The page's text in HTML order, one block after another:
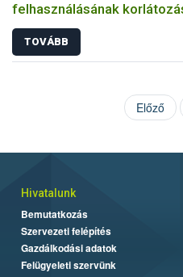
felhasználásának
TOVÁBB
Előző
Hivatalunk
Bemutatkozás
Szervezeti felépítés
Gazdálkodási adatok
Felügyeleti szervünk